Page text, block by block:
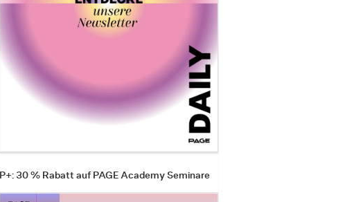
P+: 30 % Rabatt auf PAGE Academy Seminare